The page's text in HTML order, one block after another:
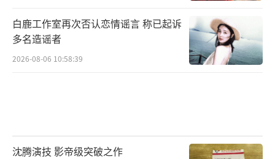
白鹿工作室再次否认恋情谣言 称已起诉
多名造谣者
2026-08-06 10:58:39
沈腾演技 影帝级突破之作